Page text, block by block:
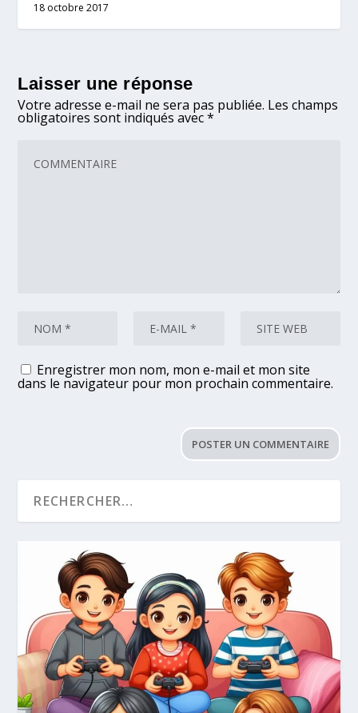
18 octobre 2017
Laisser une réponse
Votre adresse e-mail ne sera pas publiée. Les champs
obligatoires sont indiqués avec*
Enregistrer mon nom, mon e-mail et mon site
dans le navigateur pour mon prochain commentaire.